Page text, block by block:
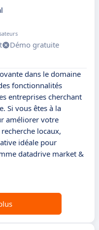
Démo gratuite
dans le domaine
fonctionnalités
entreprises cherchant
Si vous êtes à la
améliorer votre
locaux,
idéale pour
datadrive market &